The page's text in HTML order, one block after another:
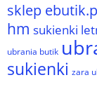
sklep
hm sukienki
ubrania butik
sukienki zara